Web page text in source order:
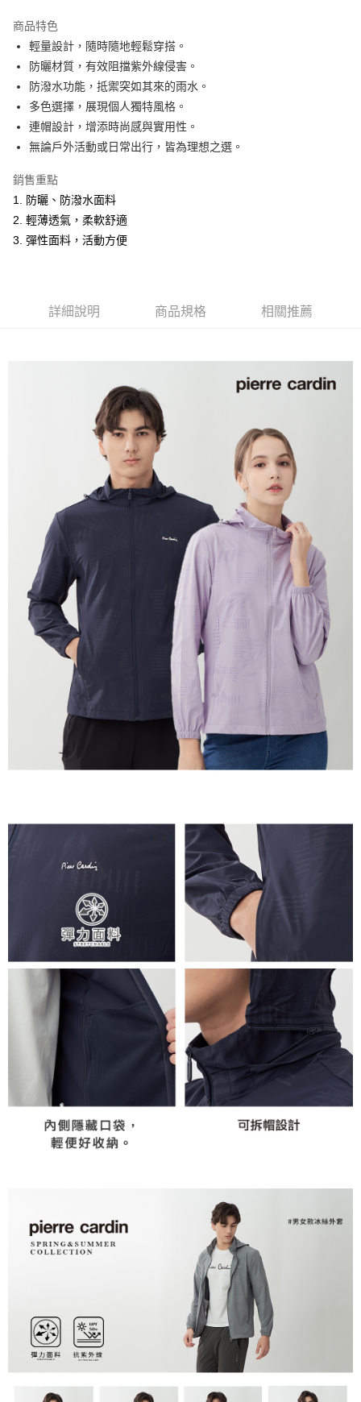
Apple Pay
悠遊付
Google Pay
ATM付款
全家取貨付款
每筆NT$60，滿NT$1,200(含以上)免運費
付款後全家取貨
每筆NT$60，滿NT$1,200(含以上)免運費
每筆NT$60，滿NT$1,200(含以上)免運費
宅配(本島)
每筆NT$80，滿NT$1,200(含以上)免運費
宅配(離島)
每筆NT$80，滿NT$1,200(含以上)免運費
商品特色
輕量設計，隨時隨地輕鬆穿搭。
防曬材質，有效阻擋紫外線侵害。
防潑水功能，抵禦突如其來的雨水。
多色選擇，展現個人獨特風格。
連帽設計，增添時尚感與實用性。
無論戶外活動或日常出行，皆為理想之選。
銷售重點
1. 防曬、防潑水面料
2. 輕薄透氣，柔軟舒適
3. 彈性面料，活動方便
詳細說明 商品規格 相關推薦